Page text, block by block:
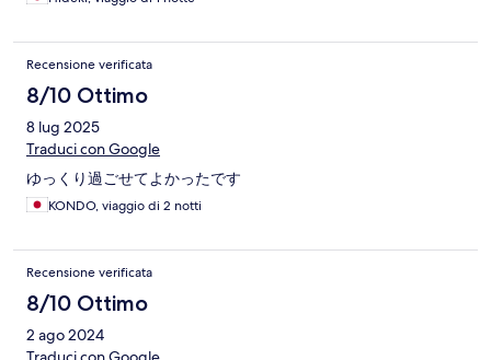
Recensione verificata
8/10 Ottimo
8 lug 2025
Traduci con Google
ゆっくり過ごせてよかったです
KONDO, viaggio di 2 notti
Recensione verificata
8/10 Ottimo
2 ago 2024